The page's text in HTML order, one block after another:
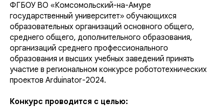
ФГБОУ ВО «Комсомольский-на-Амуре
государственный университет» обучающихся
образовательных организаций основного общего,
среднего общего, дополнительного образования,
организаций среднего профессионального
образования и высших учебных заведений принять
участие в региональном конкурсе робототехнических
проектов Arduinator-2024.
Конкурс проводится с целью: